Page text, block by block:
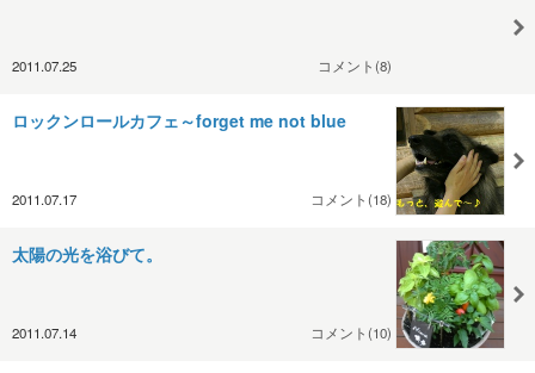
2011.07.25 コメント(8)
ロックンロールカフェ～forget me not blue
2011.07.17 コメント(18)
太陽の光を浴びて。
2011.07.14 コメント(10)